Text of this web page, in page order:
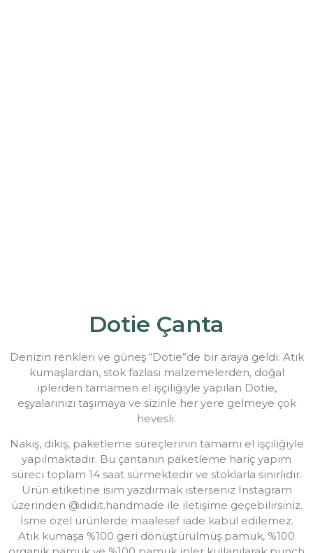
Dotie Çanta
Denizin renkleri ve güneş “Dotie”de bir araya geldi. Atık
kumaşlardan, stok fazlası malzemelerden, doğal
iplerden tamamen el işçiliğiyle yapılan Dotie,
eşyalarınızı taşımaya ve sizinle her yere gelmeye çok
hevesli.
Nakış, dikiş, paketleme süreçlerinin tamamı el işçiliğiyle
yapılmaktadır. Bu çantanın paketleme hariç yapım
süreci toplam 14 saat sürmektedir ve stoklarla sınırlıdır.
Ürün etiketine isim yazdırmak isterseniz Instagram
üzerinden @didit.handmade ile iletişime geçebilirsiniz.
İsme özel ürünlerde maalesef iade kabul edilemez.
Atık kumaşa %100 geri dönüştürülmüş pamuk, %100